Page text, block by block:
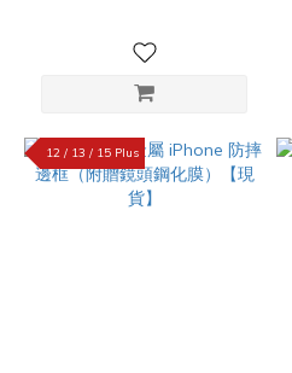
12 / 13 / 15 Plus